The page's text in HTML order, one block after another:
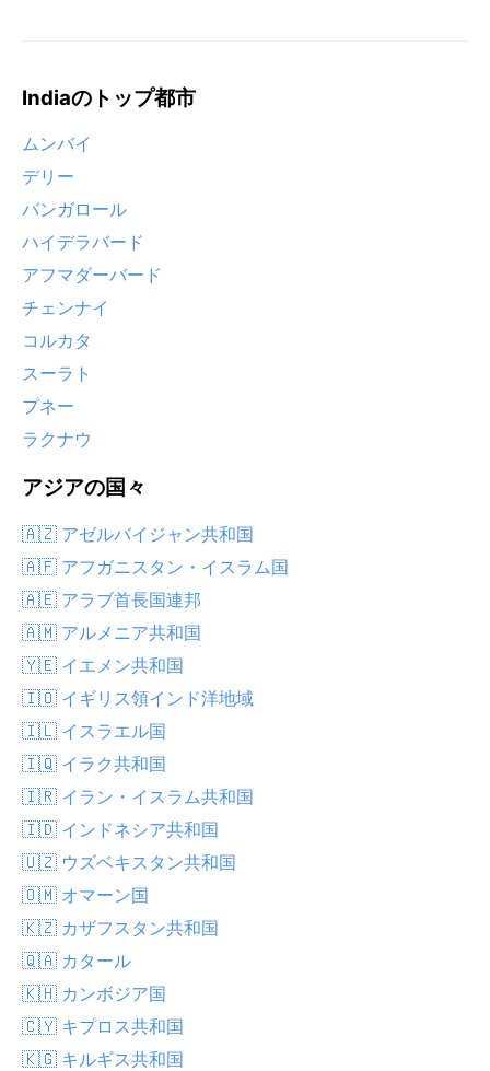
Indiaのトップ都市
ムンバイ
デリー
バンガロール
ハイデラバード
アフマダーバード
チェンナイ
コルカタ
スーラト
プネー
ラクナウ
アジアの国々
🇦🇿 アゼルバイジャン共和国
🇦🇫 アフガニスタン・イスラム国
🇦🇪 アラブ首長国連邦
🇦🇲 アルメニア共和国
🇾🇪 イエメン共和国
🇮🇴 イギリス領インド洋地域
🇮🇱 イスラエル国
🇮🇶 イラク共和国
🇮🇷 イラン・イスラム共和国
🇮🇩 インドネシア共和国
🇺🇿 ウズベキスタン共和国
🇴🇲 オマーン国
🇰🇿 カザフスタン共和国
🇶🇦 カタール
🇰🇭 カンボジア国
🇨🇾 キプロス共和国
🇰🇬 キルギス共和国